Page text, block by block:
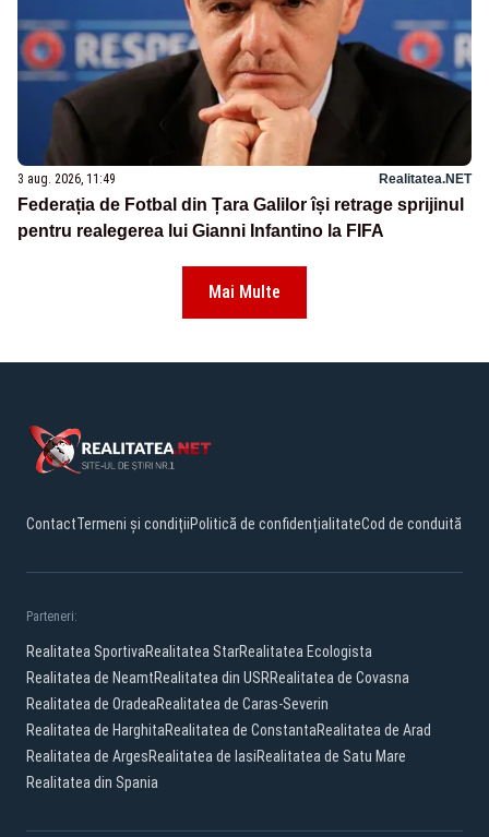
3 aug. 2026, 11:49 Realitatea.NET
Federația de Fotbal din Țara Galilor își retrage sprijinul
pentru realegerea lui Gianni Infantino la FIFA
Mai Multe
ContactTermeni și condițiiPolitică de confidențialitateCod de conduită
Parteneri:
Realitatea SportivaRealitatea StarRealitatea Ecologista
Realitatea de NeamtRealitatea din USRRealitatea de Covasna
Realitatea de OradeaRealitatea de Caras-Severin
Realitatea de HarghitaRealitatea de ConstantaRealitatea de Arad
Realitatea de ArgesRealitatea de IasiRealitatea de Satu Mare
Realitatea din Spania